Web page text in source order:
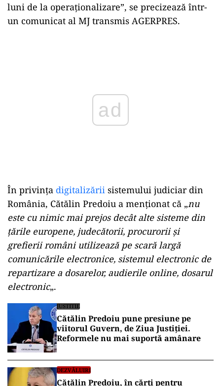
luni de la operaţionalizare”, se precizează într-
un comunicat al MJ transmis AGERPRES.
În privinţa digitalizării sistemului judiciar din
România, Cătălin Predoiu a menţionat că „nu
este cu nimic mai prejos decât alte sisteme din
ţările europene, judecătorii, procurorii şi
grefierii români utilizează pe scară largă
comunicările electronice, sistemul electronic de
repartizare a dosarelor, audierile online, dosarul
electronic„.
JUSTITIE
Cătălin Predoiu pune presiune pe
viitorul Guvern, de Ziua Justiției.
Reformele nu mai suportă amânare
DEZVĂLUIRI
Cătălin Predoiu, în cărți pentru